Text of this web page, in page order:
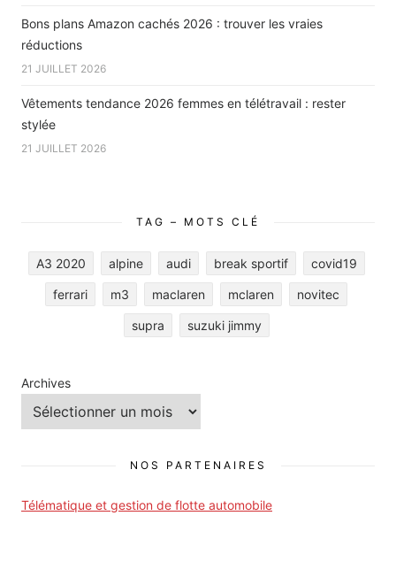
Bons plans Amazon cachés 2026 : trouver les vraies
réductions
21 JUILLET 2026
Vêtements tendance 2026 femmes en télétravail : rester
stylée
21 JUILLET 2026
TAG – MOTS CLÉ
A3 2020 alpine audi break sportif covid19
ferrari m3 maclaren mclaren novitec
supra suzuki jimmy
Archives
NOS PARTENAIRES
Télématique et gestion de flotte automobile